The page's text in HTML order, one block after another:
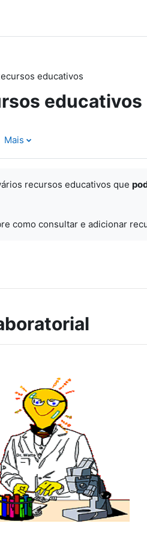
educativos
educativos
Mais
recursos educativos que
como consultar e adicionar